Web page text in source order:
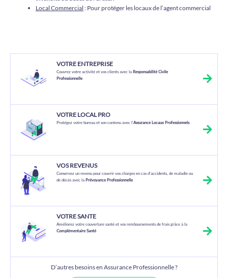
Local Commercial : Pour protéger les locaux de l’agent commercial
VOTRE ENTREPRISE
Couvrez votre activité et vos clients avec la Responsabilité Civile
Professionnelle
VOTRE LOCAL PRO
Protégez votre bureau et son contenu avec l’Assurance Locaux Professionnels
VOS REVENUS
Conservez un revenu pour couvrir vos charges en cas d’accidents, de maladie ou
de décès avec la Prévoyance Professionnelle
VOTRE SANTE
Améliorez votre couverture santé et vos remboursements de frais grâce à la
Complémentaire Santé
D’autres besoins en Assurance Professionnelle ?